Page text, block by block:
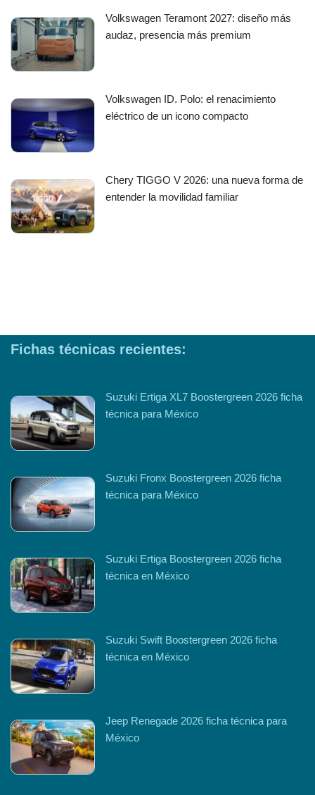
Volkswagen Teramont 2027: diseño más
audaz, presencia más premium
Volkswagen ID. Polo: el renacimiento
eléctrico de un icono compacto
Chery TIGGO V 2026: una nueva forma de
entender la movilidad familiar
Fichas técnicas recientes:
Suzuki Ertiga XL7 Boostergreen 2026 ficha
técnica para México
Suzuki Fronx Boostergreen 2026 ficha
técnica para México
Suzuki Ertiga Boostergreen 2026 ficha
técnica en México
Suzuki Swift Boostergreen 2026 ficha
técnica en México
Jeep Renegade 2026 ficha técnica para
México